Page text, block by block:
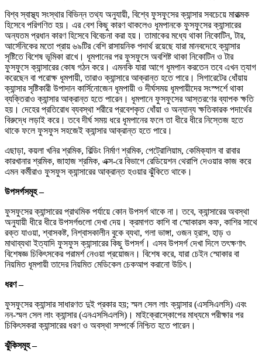
বিশ্ব স্বাস্থ্য সংস্থার বিভিন্ন তথ্য অনুযায়ী, বিশ্বে ফুসফুসের ক্যান্সার সবচেয়ে মারাত্মক
হিসেবে পরিগণিত হয়। এর বেশ কিছু কারণ থাকলেও ধূমপানকে ফুসফুসের ক্যান্সারের
অন্যতম প্রধান কারণ হিসেবে বিবেচনা করা হয়। তামাকের মধ্যে থাকা নিকোটিন, টার,
আর্সেনিকের মতো প্রায় ৬৯টির বেশি রাসায়নিক পদার্থ রয়েছে যারা মানবদেহে ক্যান্সার
সৃষ্টিতে বিশেষ ভূমিকা রাখে। ধূমপানের পর ফুসফুসে অবশিষ্ট থাকা নিকোটিন ও টার
ফুসফুসে ক্যান্সারের কোষ গঠন করে। এমনকি যারা আগে ধূমপান করতেন তবে এখন ত্যাগ
করেছেন বা পরোক্ষ ধূমপায়ী, তারাও ক্যান্সারে আক্রান্ত হতে পারে। সিগারেটের ধোঁয়ায়
ক্যান্সার সৃষ্টিকারী উপাদান কার্সিনোজেন ধূমপায়ী ও দীর্ঘসময় ধূমপায়ীদের সংস্পর্শে থাকা
ব্যক্তিরাও ক্যান্সার আক্রান্ত হতে পারেন। ধূমপানে ফুসফুসের আস্তরণের ব্যাপক ক্ষতি
হয়। দেহের প্রতিরোধ ব্যবস্থা শরীরে প্রবেশকৃত ধোঁয়া ও অন্যান্য ক্ষতিকারক পদার্থের
বিরুদ্ধে লড়াই করে। তবে দীর্ঘ সময় ধরে ধূমপানের ফলে তা ধীরে ধীরে নিস্তেজ হতে
থাকে ফলে ফুসফুস সহজেই ক্যান্সার আক্রান্ত হতে পারে।
এছাড়া, কয়লা খনির শ্রমিক, বিল্ডিং নির্মাণ শ্রমিক, পেট্রোলিয়াম, কেমিক্যাল বা রাবার
কারখানার শ্রমিক, জাহাজ শ্রমিক, এক্স-রে বিভাগে রেডিয়েশন থেরাপি দেওয়ার কাজ করে
এমন কর্মীরাও ফুসফুস ক্যান্সারের আক্রান্ত হওয়ার ঝুঁকিতে থাকে।
উপসর্গসমূহ –
ফুসফুসের ক্যান্সারের প্রাথমিক পর্যায়ে কোন উপসর্গ থাকে না। তবে, ক্যান্সারের অবস্থা
অনুযায়ী ধীরে ধীরে উপসর্গগুলো দেখা দেয়। ক্রমাগত কাশি বা স্মোকারস কফ, কাশির সাথে
রক্ত যাওয়া, শ্বাসকষ্ট, নিশ্বাসকালীন বুকে ব্যথা, গলা ভাঙ্গা, ওজন হ্রাস, হাড় ও
মাথাব্যথা ইত্যাদি ফুসফুস ক্যান্সারের কিছু উপসর্গ। এসব উপসর্গ দেখা দিলে তৎক্ষণাৎ
বিশেষজ্ঞ চিকিৎসকের পরামর্শ নেওয়া প্রয়োজন। বিশেষ করে, যারা চেইন স্মোকার বা
নিয়মিত ধূমপায়ী তাদের নিয়মিত মেডিকেল চেকআপ করানো উচিৎ।
ধরণ –
ফুসফুসের ক্যান্সার সাধারণত দুই প্রকার হয়; স্মল সেল লাং ক্যান্সার (এসসিএলসি) এবং
নন-স্মল সেল লাং ক্যান্সার (এনএসসিএলসি)। মাইক্রোস্কোপের মাধ্যমে পরীক্ষার পর
চিকিৎসকরা ক্যান্সারের ধরণ ও অবস্থা সম্পর্কে নিশ্চিত হতে পারেন।
ঝুঁকিসমূহ –